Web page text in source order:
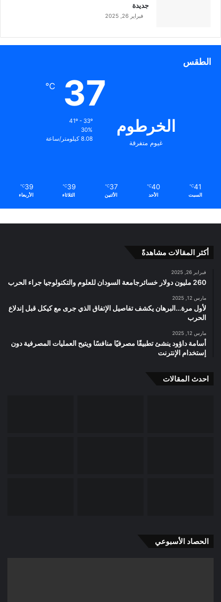
جديدة
فبراير 26, 2025
الطقس
الخرطوم
غيوم متفرقة
37
℃
30%
8.08 كيلومتر/ساعة
41
℃
السبت
40
℃
الأحد
37
℃
الأثنين
39
℃
الثلاثاء
39
℃
الأربعاء
أكثر المقالات مشاهدةً
فبراير 26, 2025
260 مليون دولار خسائرجامعة السودان للعلوم والتكنولوجيا جراء الحرب
مارس 12, 2025
لأول مرة…البرهان يكشف تفاصيل الإتفاق الذي جرى مع كيكل قبل إندلاع
الحرب
مارس 12, 2025
أسامة داؤود ينشئ تطبيقًا مصرفيًا منافسًا ويتيح العمليات المصرفية دون
إستخدام الإنترنت
احدث المقالات
الحصاد الأسبوعي